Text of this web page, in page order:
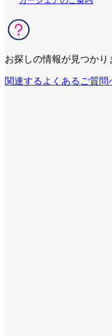
お探しの情報が見つかり
関連するよくあるご質問